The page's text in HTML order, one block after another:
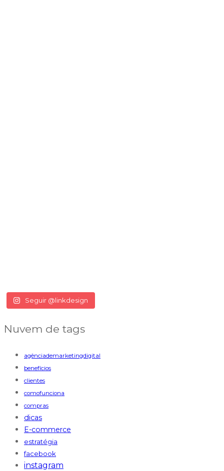
Seguir @linkdesign
Nuvem de tags
agênciademarketingdigital
benefícios
clientes
comofunciona
compras
dicas
E-commerce
estratégia
facebook
instagram